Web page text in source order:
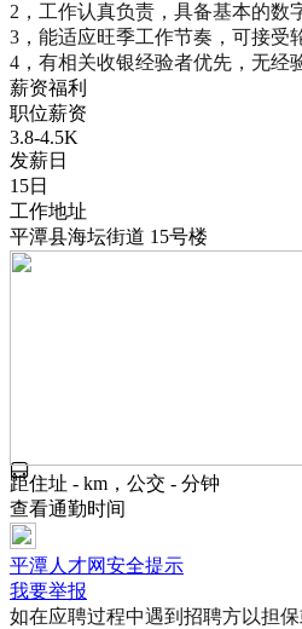
2，工作认真负责，具备基本的数
3，能适应旺季工作节奏，可接受
4，有相关收银经验者优先，无经
薪资福利
职位薪资
3.8-4.5K
发薪日
15日
工作地址
平潭县海坛街道 15号楼
距住址 - km，公交 - 分钟
查看通勤时间
平潭人才网安全提示
我要举报
如在应聘过程中遇到招聘方以担